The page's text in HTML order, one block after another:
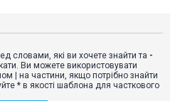
словами, які ви хочете знайти та -
Ви можете використовувати
| на частини, якщо потрібно знайти
* в якості шаблона для часткового